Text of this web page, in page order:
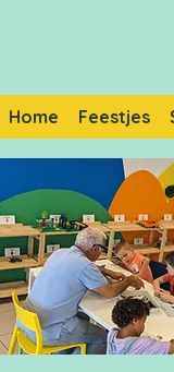
Home Feestjes